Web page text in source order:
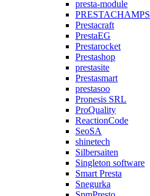
presta-module
PRESTACHAMPS
Prestacraft
PrestaEG
Prestarocket
Prestashop
prestasite
Prestasmart
prestasoo
Pronesis SRL
ProQuality
ReactionCode
SeoSA
shinetech
Silbersaiten
Singleton software
Smart Presta
Snegurka